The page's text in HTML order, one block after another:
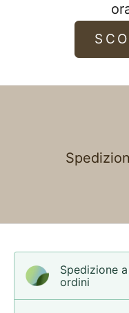
Spedizione
ordini